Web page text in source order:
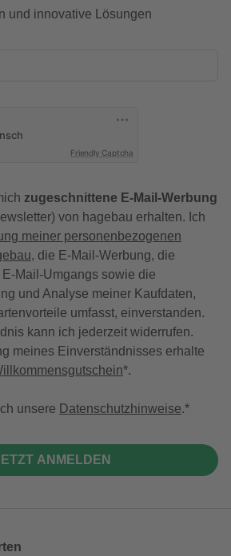
und innovative Lösungen
Friendly Captcha
zugeschnittene E-Mail-Werbung
von hagebau erhalten. Ich
meiner personenbezogenen
, die E-Mail-Werbung, die
Mail-Umgangs sowie die
und Analyse meiner Kaufdaten,
umfasst, einverstanden.
kann ich jederzeit widerrufen.
meines Einverständnisses erhalte
*.
unsere Datenschutzhinweise.
ANMELDEN